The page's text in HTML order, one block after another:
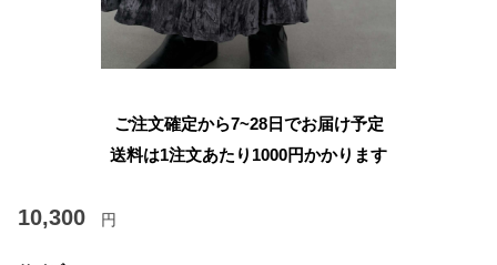
ご注文確定から7~28日でお届け予定
送料は1注文あたり 1000円かかります
10,300 円